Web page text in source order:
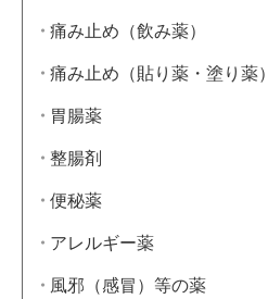
痛み止め（飲み薬）
痛み止め（貼り薬・塗り薬）
胃腸薬
整腸剤
便秘薬
アレルギー薬
風邪（感冒）等の薬